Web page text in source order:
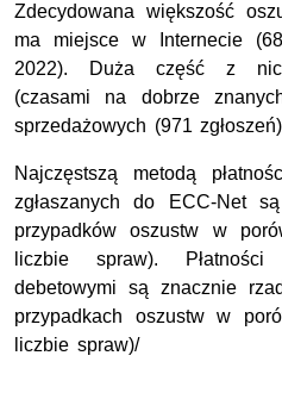
Zdecydowana większość
ma miejsce w Internecie
2022). Duża część z
(czasami na dobrze
sprzedażowych (971
Najczęstszą metodą
zgłaszanych do ECC-Net
przypadków oszustw w
liczbie spraw).
debetowymi są znacznie
przypadkach oszustw w
liczbie spraw)/